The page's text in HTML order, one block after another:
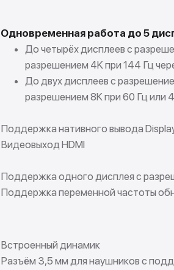
Одновременная работа до 5
До четырёх дисплеев с
разрешением 4K при 144 Гц
До двух дисплеев с
разрешением 8K при 60 Гц или
Поддержка нативного вывода
Видеовыход HDMI
Поддержка одного дисплея с
Поддержка переменной частоты
Встроенный динамик
Разъём 3,5 мм для наушников с